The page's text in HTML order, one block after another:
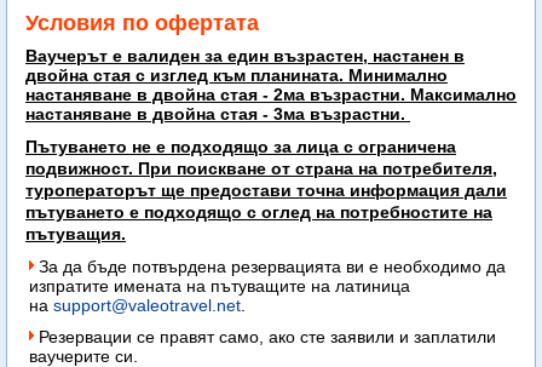
Условия по офертата
Ваучерът е валиден за един възрастен, настанен в
двойна стая с изглед към планината. Минимално
настаняване в двойна стая - 2ма възрастни. Максимално
настаняване в двойна стая - 3ма възрастни.
Пътуването не е подходящо за лица с ограничена
подвижност. При поискване от страна на потребителя,
туроператорът ще предостави точна информация дали
пътуването е подходящо с оглед на потребностите на
пътуващия.
За да бъде потвърдена резервацията ви е необходимо да
изпратите имената на пътуващите на латиница
на support@valeotravel.net
Резервации се правят само, ако сте заявили и заплатили
ваучерите си.